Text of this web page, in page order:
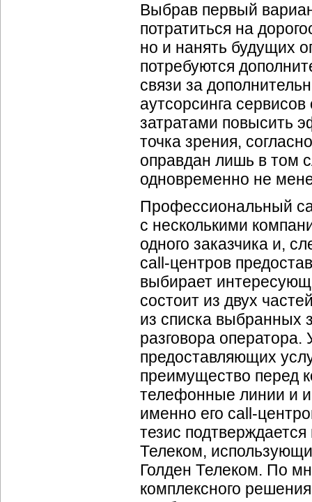
Выбрав первый
потратиться на
но и нанять будущих
потребуются
связи за
аутсорсинга сервисов
затратами повысить
точка зрения,
оправдан лишь в том
одновременно не
Профессиональный
с несколькими
одного заказчика и,
call-центров
выбирает
состоит из двух
из списка выбранных
разговора
предоставляющих
преимущество перед
телефонные линии и
именно его call-
тезис
Телеком,
Голден Телеком. По
комплексного